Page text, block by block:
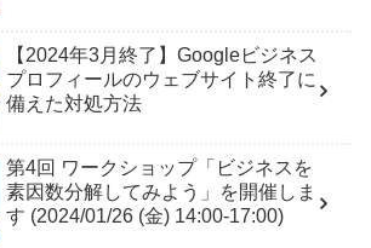
【2024年3月終了】Googleビジネス
プロフィールのウェブサイト終了に
備えた対処方法
第4回 ワークショップ「ビジネスを
素因数分解してみよう」を開催しま
す (2024/01/26 (金) 14:00-17:00)